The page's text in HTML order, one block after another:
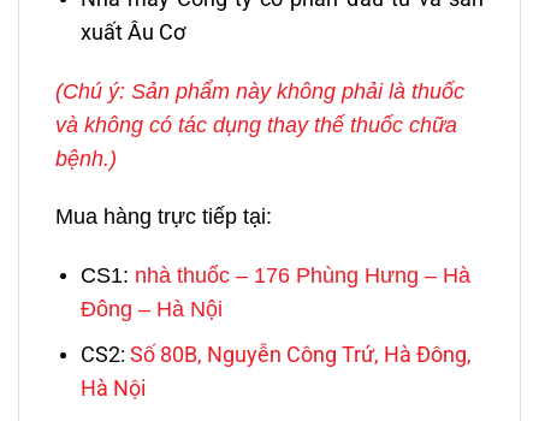
xuất Âu Cơ
(Chú ý: Sản phẩm này không phải là thuốc
và không có tác dụng thay thế thuốc chữa
bệnh.)
Mua hàng trực tiếp tại:
CS1: nhà thuốc – 176 Phùng Hưng – Hà
Đông – Hà Nội
CS2: Số 80B, Nguyễn Công Trứ, Hà Đông,
Hà Nội